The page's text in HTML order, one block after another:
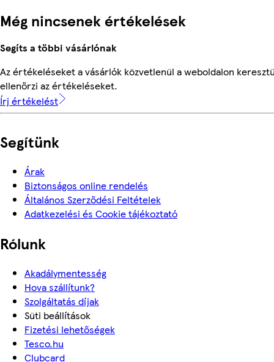
Még nincsenek értékelések
Segíts a többi vásárlónak
Az értékeléseket a vásárlók közvetlenül a weboldalon
ellenőrzi az értékeléseket.
Írj értékelést
Segítünk
Árak
Biztonságos online rendelés
Általános Szerződési Feltételek
Adatkezelési és Cookie tájékoztató
Rólunk
Akadálymentesség
Hova szállítunk?
Szolgáltatás díjak
Süti beállítások
Fizetési lehetőségek
Tesco.hu
Clubcard